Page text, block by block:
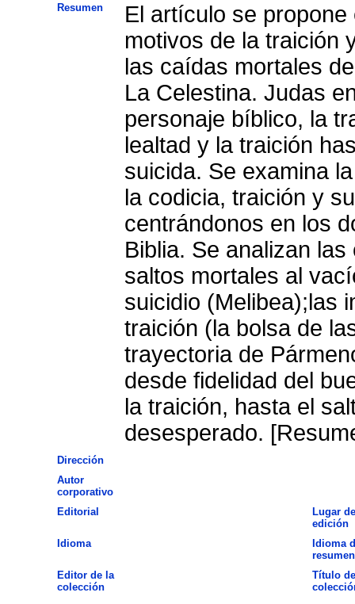
Resumen
El artículo se
motivos de la traición
las caídas mortales
La Celestina. Judas
personaje bíblico, la
lealtad y la traición
suicida. Se examina
la codicia, traición y
centrándonos en los
Biblia. Se analizan
saltos mortales al vacío (Sempronio y Pármeno) y el
suicidio (Melibea);las imágenes de representación de la
traición (la bolsa de
trayectoria de
desde fidelidad del
la traición, hasta el
desesperado.
Dirección
Autor
corporativo
Editorial
Lugar de
edición
Idioma
Idioma
resumen
Editor de la
colección
Título